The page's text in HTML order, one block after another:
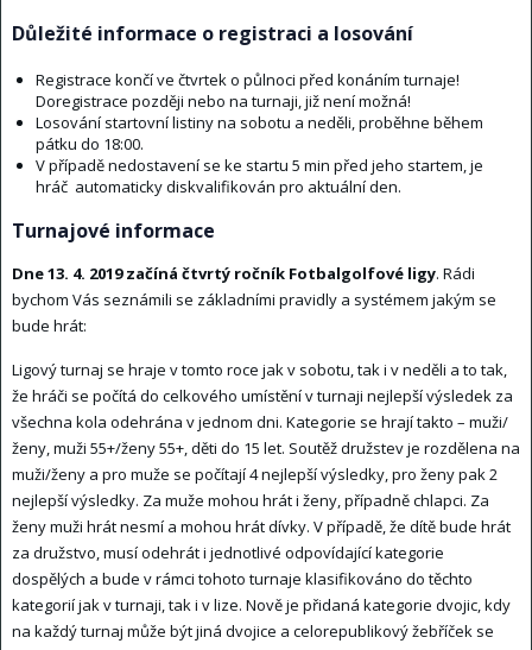
Důležité informace o registraci a losování
Registrace končí ve čtvrtek o půlnoci před konáním turnaje!
Doregistrace později nebo na turnaji, již není možná!
Losování startovní listiny na sobotu a neděli, proběhne během
pátku do 18:00.
V případě nedostavení se ke startu 5 min před jeho startem, je
hráč automaticky diskvalifikován pro aktuální den.
Turnajové informace
Dne 13. 4. 2019 začíná čtvrtý ročník Fotbalgolfové ligy. Rádi
bychom Vás seznámili se základními pravidly a systémem jakým se
bude hrát:
Ligový turnaj se hraje v tomto roce jak v sobotu, tak i v neděli a to tak,
že hráči se počítá do celkového umístění v turnaji nejlepší výsledek za
všechna kola odehrána v jednom dni. Kategorie se hrají takto – muži/
ženy, muži 55+/ženy 55+, děti do 15 let. Soutěž družstev je rozdělena na
muži/ženy a pro muže se počítají 4 nejlepší výsledky, pro ženy pak 2
nejlepší výsledky. Za muže mohou hrát i ženy, případně chlapci. Za
ženy muži hrát nesmí a mohou hrát dívky. V případě, že dítě bude hrát
za družstvo, musí odehrát i jednotlivé odpovídající kategorie
dospělých a bude v rámci tohoto turnaje klasifikováno do těchto
kategorií jak v turnaji, tak i v lize. Nově je přidaná kategorie dvojic, kdy
na každý turnaj může být jiná dvojice a celorepublikový žebříček se